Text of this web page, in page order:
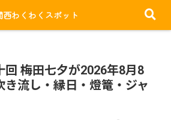
回 梅田七夕が2026年8月8
き流し・縁日・燈篭・ジャ
西わくわくスポット